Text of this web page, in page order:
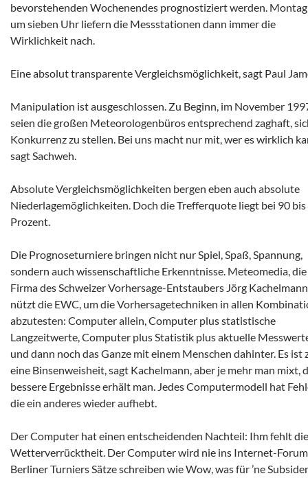
bevorstehenden Wochenendes prognostiziert werden.
um sieben Uhr liefern die Messstationen dann immer die
Wirklichkeit nach.
Eine absolut transparente Vergleichsmöglichkeit, sagt Paul
Manipulation ist ausgeschlossen. Zu Beginn, im November
seien die großen Meteorologenbüros entsprechend zaghaft,
Konkurrenz zu stellen. Bei uns macht nur mit, wer es wirklich
sagt Sachweh.
Absolute Vergleichsmöglichkeiten bergen eben auch absolute
Niederlagemöglichkeiten. Doch die Trefferquote liegt bei 90 bis
Prozent.
Die Prognoseturniere bringen nicht nur Spiel, Spaß, Spannung,
sondern auch wissenschaftliche Erkenntnisse. Meteomedia, die
Firma des Schweizer Vorhersage-Entstaubers Jörg
nützt die EWC, um die Vorhersagetechniken in allen
abzutesten: Computer allein, Computer plus statistische
Langzeitwerte, Computer plus Statistik plus aktuelle
und dann noch das Ganze mit einem Menschen dahinter. Es ist
eine Binsenweisheit, sagt Kachelmann, aber je mehr man mixt,
bessere Ergebnisse erhält man. Jedes Computermodell hat
die ein anderes wieder aufhebt.
Der Computer hat einen entscheidenden Nachteil: Ihm fehlt die
Wetterverrücktheit. Der Computer wird nie ins Internet-
Berliner Turniers Sätze schreiben wie Wow, was für ’ne